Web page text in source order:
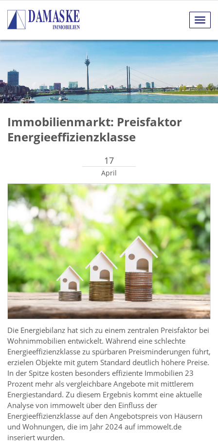
Immobilienmarkt: Preisfaktor
Energieeffizienzklasse
17
April
Die Energiebilanz hat sich zu einem zentralen Preisfaktor bei
Wohnimmobilien entwickelt. Während eine schlechte
Energieeffizienzklasse zu spürbaren Preisminderungen führt,
erzielen Objekte mit gutem Standard deutlich höhere Preise.
In der Spitze kosten besonders effiziente Immobilien 23
Prozent mehr als vergleichbare Angebote mit mittlerem
Energiestandard. Zu diesem Ergebnis kommt eine aktuelle
Analyse von immowelt über den Einfluss der
Energieeffizienzklasse auf den Angebotspreis von Häusern
und Wohnungen, die im Jahr 2024 auf immowelt.de
inseriert wurden.